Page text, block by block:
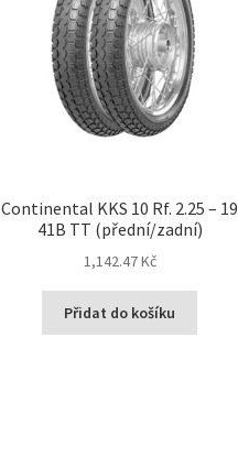
Continental KKS 10 Rf. 2.25 – 19
41B TT (přední/zadní)
1,142.47 Kč
Přidat do košíku